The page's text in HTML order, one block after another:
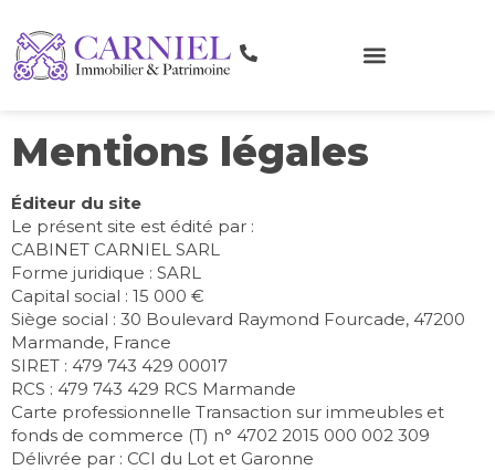
Mentions légales
Éditeur du site
Le présent site est édité par :
CABINET CARNIEL SARL
Forme juridique : SARL
Capital social : 15 000 €
Siège social : 30 Boulevard Raymond Fourcade, 47200
Marmande, France
SIRET : 479 743 429 00017
RCS : 479 743 429 RCS Marmande
Carte professionnelle Transaction sur immeubles et
fonds de commerce (T) n° 4702 2015 000 002 309
Délivrée par : CCI du Lot et Garonne